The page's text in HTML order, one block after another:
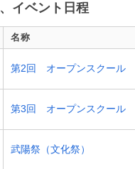
イベント日程
名称
第2回 オープンスクール
第3回 オープンスクール
武陽祭（文化祭）